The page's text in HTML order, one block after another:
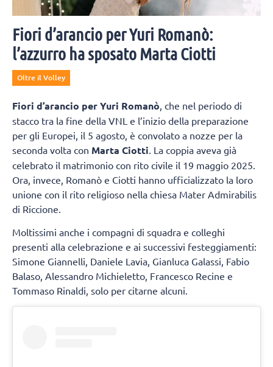
Fiori d’arancio per Yuri Romanò:
l’azzurro ha sposato Marta Ciotti
Oltre il Volley
Fiori d’arancio per Yuri Romanò , che nel periodo di
stacco tra la fine della VNL e l’inizio della preparazione
per gli Europei, il 5 agosto, è convolato a nozze per la
seconda volta con Marta Ciotti . La coppia aveva già
celebrato il matrimonio con rito civile il 19 maggio 2025.
Ora, invece, Romanò e Ciotti hanno ufficializzato la loro
unione con il rito religioso nella chiesa Mater Admirabilis
di Riccione.
Moltissimi anche i compagni di squadra e colleghi
presenti alla celebrazione e ai successivi festeggiamenti:
Simone Giannelli, Daniele Lavia, Gianluca Galassi, Fabio
Balaso, Alessandro Michieletto, Francesco Recine e
Tommaso Rinaldi, solo per citarne alcuni.